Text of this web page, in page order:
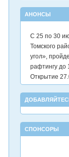
АНОНСЫ
С 25 по 30
Томского
угол»,
рафтингу до
Открытие
СПОНСОРЫ